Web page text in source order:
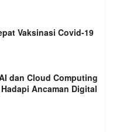
Vaksinasi Covid-19
dan Cloud Computing
Ancaman Digital